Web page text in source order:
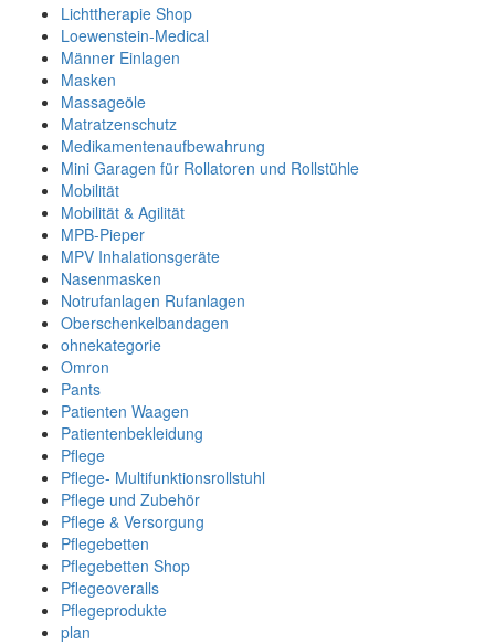
Lichttherapie Shop
Loewenstein-Medical
Männer Einlagen
Masken
Massageöle
Matratzenschutz
Medikamentenaufbewahrung
Mini Garagen für Rollatoren und Rollstühle
Mobilität
Mobilität & Agilität
MPB-Pieper
MPV Inhalationsgeräte
Nasenmasken
Notrufanlagen Rufanlagen
Oberschenkelbandagen
ohnekategorie
Omron
Pants
Patienten Waagen
Patientenbekleidung
Pflege
Pflege- Multifunktionsrollstuhl
Pflege und Zubehör
Pflege & Versorgung
Pflegebetten
Pflegebetten Shop
Pflegeoveralls
Pflegeprodukte
plan